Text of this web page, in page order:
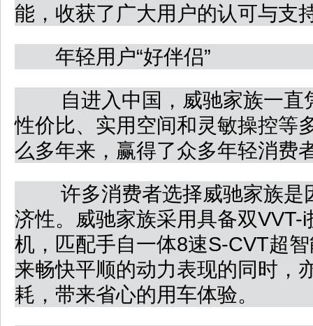
能，收获了广大用户的认可与支
年轻用户“好伴侣”
自进入中国，威驰家族一直
性价比、实用空间和灵敏操控等
么多年来，赢得了众多年轻消费
许多消费者选择威驰家族是
济性。威驰家族采用具备双VVT-
机，匹配手自一体8速S-CVT超
来畅快平顺的动力表现的同时，
耗，带来省心的用车体验。